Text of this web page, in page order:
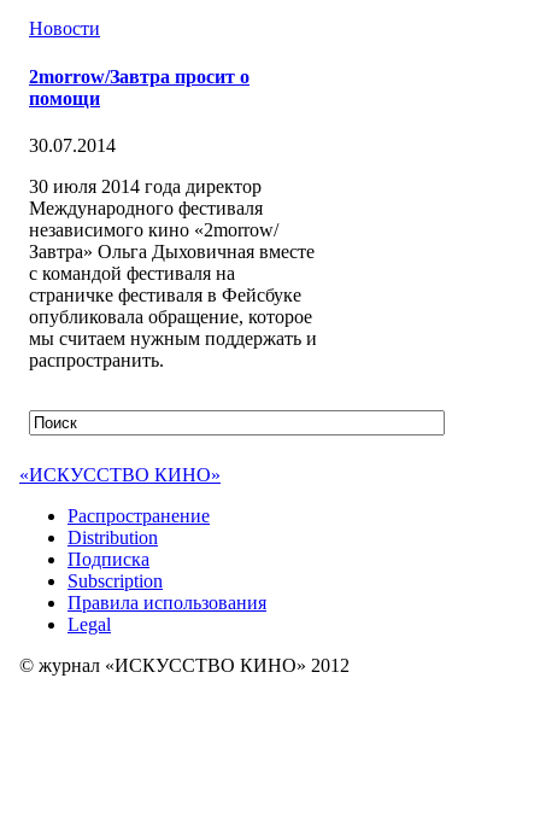
Новости
2morrow/Завтра просит о
помощи
30.07.2014
30 июля 2014 года директор
Международного фестиваля
независимого кино «2morrow/
Завтра» Ольга Дыховичная вместе
с командой фестиваля на
страничке фестиваля в Фейсбуке
опубликовала обращение, которое
мы считаем нужным поддержать и
распространить.
«ИСКУССТВО КИНО»
Распространение
Distribution
Подписка
Subscription
Правила использования
Legal
© журнал «ИСКУССТВО КИНО» 2012